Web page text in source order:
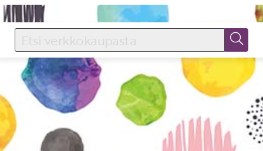
KIRJAUDU SISÄÄN
Käyttäjätunnus
Salasana
Unohtuiko salasana?